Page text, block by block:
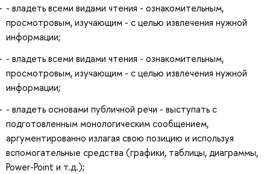
- владеть всеми видами чтения - ознакомительным,
просмотровым, изучающим - с целью извлечения нужной
информации;
- владеть всеми видами чтения - ознакомительным,
просмотровым, изучающим - с целью извлечения нужной
информации;
- владеть основами публичной речи - выступать с
подготовленным монологическим сообщением,
аргументированно излагая свою позицию и используя
вспомогательные средства (графики, таблицы, диаграммы,
Power-Point и т.д.);